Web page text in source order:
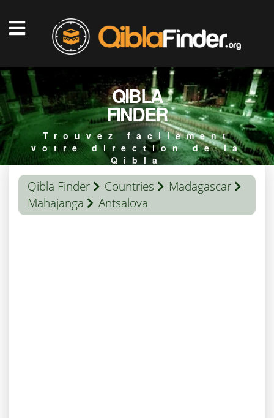
QIBLA
FINDER
Trouvez facilement
votre direction de la
Qibla
Qibla Finder Countries
Madagascar
Mahajanga
Antsalova